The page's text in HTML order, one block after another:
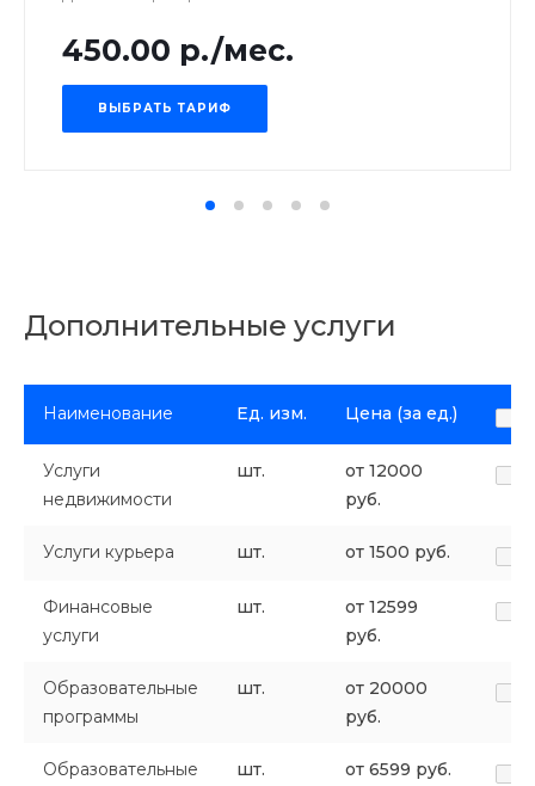
450.00 р./мес.
ВЫБРАТЬ ТАРИФ
Дополнительные услуги
Наименование Ед. изм. Цена (за ед.)
Услуги
недвижимости
шт.
от 12000
руб.
Услуги курьера шт. от 1500 руб.
Финансовые
услуги
шт.
от 12599
руб.
Образовательные
программы
шт.
от 20000
руб.
Образовательные
шт. от 6599 руб.